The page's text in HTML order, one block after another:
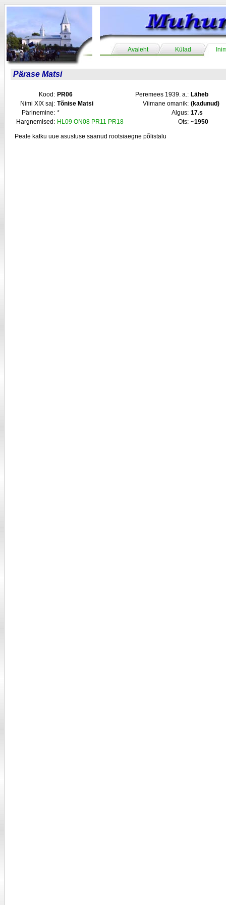
Avaleht Külad
Pärase Matsi
Kood: PR06 Peremees 1939. a.: Läheb
Nimi XIX saj: Tõnise Matsi Viimane omanik: (kadunud)
Pärinemine: * Algus: 17.s
Hargnemised: HL09 ON08 PR11 PR18 Ots: ~1950
Peale katku uue asustuse saanud rootsiaegne põlistalu